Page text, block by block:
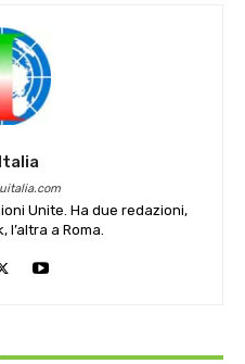
Unite. Ha due redazioni,
l’altra a Roma.